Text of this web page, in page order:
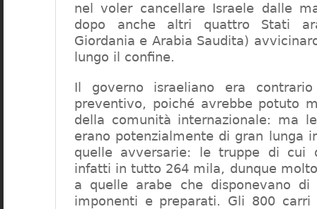
nel voler cancellare Israele dalle
dopo anche altri quattro Stati
Giordania e Arabia Saudita)
lungo il confine.
Il governo israeliano era
preventivo, poiché avrebbe potuto
della comunità internazionale: ma
erano potenzialmente di gran lunga
quelle avversarie: le truppe di cui
infatti in tutto 264 mila, dunque
a quelle arabe che disponevano
imponenti e preparati. Gli 800 carri